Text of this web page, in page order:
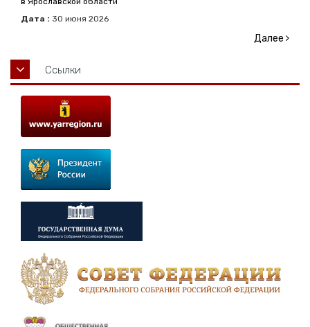
Дата : 30 июня 2026
Далее
Ссылки